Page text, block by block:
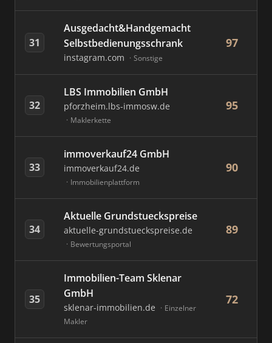
31
Ausgedacht&Handgemacht
Selbstbedienungsschrank
instagram.com Sonstige
97
32
LBS Immobilien GmbH
pforzheim.lbs-immosw.de
Maklerkette
95
33
immoverkauf24 GmbH
immoverkauf24.de
Immobilienplattform
90
34
Aktuelle Grundstueckspreise
aktuelle-grundstueckspreise.de
Bewertungsportal
89
35
Immobilien-Team Sklenar
GmbH
sklenar-immobilien.de
Einzelner
Makler
72